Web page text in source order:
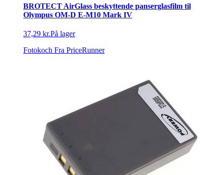
BROTECT AirGlass beskyttende panserglasfilm til
Olympus OM-D E-M10 Mark IV
37,29 kr.På lager
Fotokoch Fra PriceRunner